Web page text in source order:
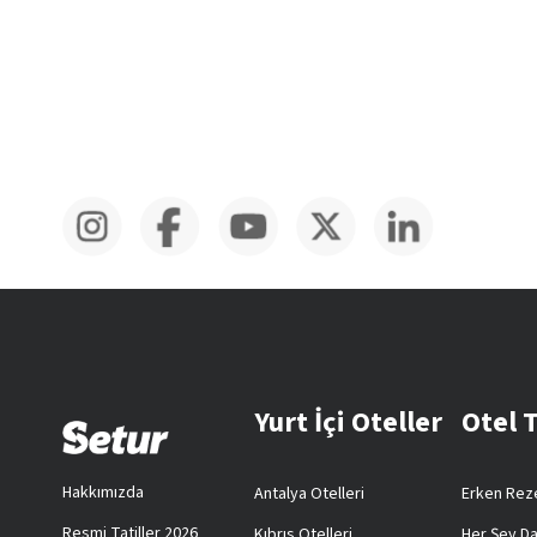
Hakkımızda
Yurt İçi Oteller
Antalya Otelleri
Otel
Erken